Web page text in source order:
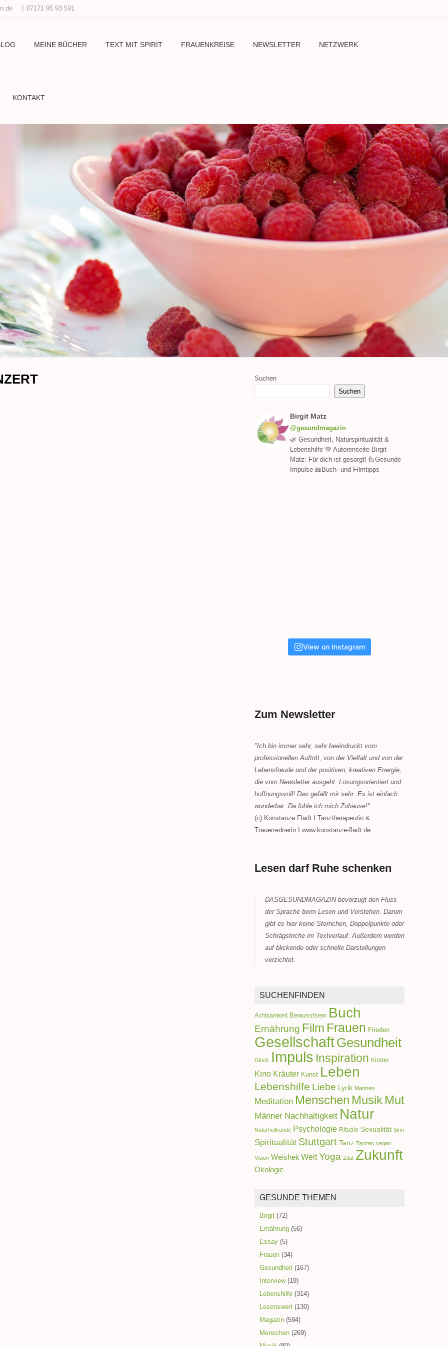
07171 95 93 591
MEINE BÜCHER TEXT MIT SPIRIT FRAUENKREISE NEWSLETTER NETZWERK
KONTAKT
Suchen
Suchen
Birgit Matz
@gesundmagazin
🌿 Gesundheit, Naturspiritualität &
Lebenshilfe 💚 Autorenseite Birgit
Matz: Für dich ist gesorgt! 🙋Gesunde
Impulse 📖Buch- und Filmtipps
View on Instagram
Zum Newsletter
"Ich bin immer sehr, sehr beeindruckt vom
professionellen Auftritt, von der Vielfalt und von der
Lebensfreude und der positiven, kreativen Energie,
die vom Newsletter ausgeht. Lösungsorientiert und
hoffnungsvoll! Das gefällt mir sehr. Es ist einfach
wunderbar: Da fühle ich mich Zuhause!"
(c) Konstanze Fladt I Tanztherapeutin &
Trauerrednerin I www.konstanze-fladt.de
Lesen darf Ruhe schenken
DASGESUNDMAGAZIN bevorzugt den Fluss
der Sprache beim Lesen und Verstehen. Darum
gibt es hier keine Sternchen, Doppelpunkte oder
Schrägstriche im Textverlauf. Außerdem werden
auf blickende oder schnelle Darstellungen
verzichtet.
SUCHENFINDEN
Achtsamkeit Bewusstsein Buch
Ernährung Film Frauen Frieden
GesellschaftGesundheit
Glück Impuls Inspiration Kinder
Kino Kräuter Kunst Leben
Lebenshilfe Liebe Lyrik Mantren
Meditation Menschen Musik Mut
Männer Nachhaltigkeit Natur
Naturheilkunde Psychologie Rituale Sexualität Sinn
Spiritualität Stuttgart Tanz Tanzen vegan
Vision Weisheit Welt Yoga Zitat Zukunft
Ökologie
GESUNDE THEMEN
Birgit (72)
Ernährung (56)
Essay (5)
Frauen (34)
Gesundheit (167)
Interview(19)
Lebenshilfe (314)
Lesenswert (130)
Magazin (594)
Menschen (269)